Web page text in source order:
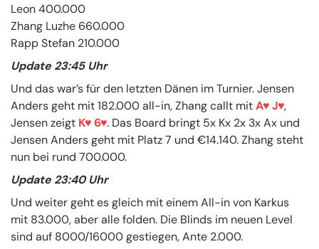
Leon 400.000
Zhang Luzhe 660.000
Rapp Stefan 210.000
Update 23:45 Uhr
Und das war’s für den letzten Dänen im Turnier. Jensen
Anders geht mit 182.000 all-in, Zhang callt mitA J ,
Jensen zeigt K 6 . Das Board bringt 5x Kx 2x 3x Ax und
Jensen Anders geht mit Platz 7 und €14.140. Zhang steht
nun bei rund 700.000.
Update 23:40 Uhr
Und weiter geht es gleich mit einem All-in von Karkus
mit 83.000, aber alle folden. Die Blinds im neuen Level
sind auf 8000/16000 gestiegen, Ante 2.000.